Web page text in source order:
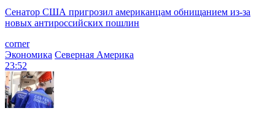
Сенатор США пригрозил американцам обнищанием из-за
новых антироссийских пошлин
corner
Экономика Северная Америка
23:52